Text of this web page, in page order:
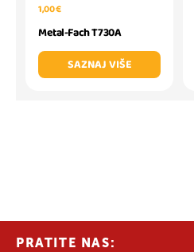
1,00 €
Metal-Fach T730A
SAZNAJ VIŠE
PRATITE NAS: